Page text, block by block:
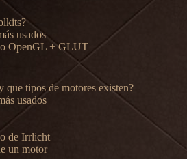
usados
OpenGL + GLUT
que tipos de motores existen?
usados
de Irrlicht
un motor